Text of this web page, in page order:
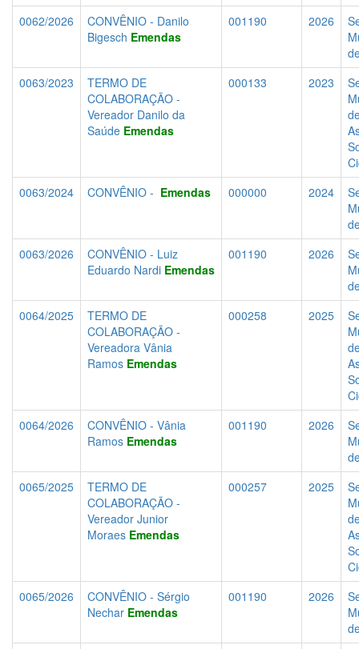
0062/2026
CONVÊNIO - Danilo
Bigesch Emendas
001190 2026
0063/2023
TERMO DE
COLABORAÇÃO -
Vereador Danilo da
Saúde Emendas
000133 2023
0063/2024
CONVÊNIO - Emendas 000000 2024
0063/2026
CONVÊNIO - Luiz
Eduardo Nardi Emendas
001190 2026
0064/2025
TERMO DE
COLABORAÇÃO -
Vereadora Vânia
Ramos Emendas
000258 2025
0064/2026
CONVÊNIO - Vânia
Ramos Emendas
001190 2026
0065/2025
TERMO DE
COLABORAÇÃO -
Vereador Junior
Moraes Emendas
000257 2025
0065/2026
CONVÊNIO - Sérgio
Nechar Emendas
001190 2026